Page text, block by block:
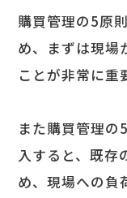
購買管理の5原
め、まずは現場
ことが非常に重
また購買管理の
入すると、既存
め、現場への負